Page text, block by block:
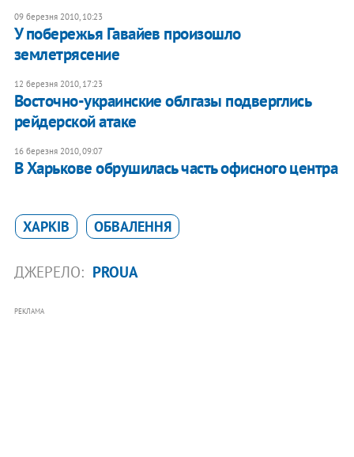
09 березня 2010, 10:23
У побережья Гавайев произошло
землетрясение
12 березня 2010, 17:23
Восточно-украинские облгазы подверглись
рейдерской атаке
16 березня 2010, 09:07
В Харькове обрушилась часть офисного центра
ХАРКІВ ОБВАЛЕННЯ
ДЖЕРЕЛО: PROUA
РЕКЛАМА